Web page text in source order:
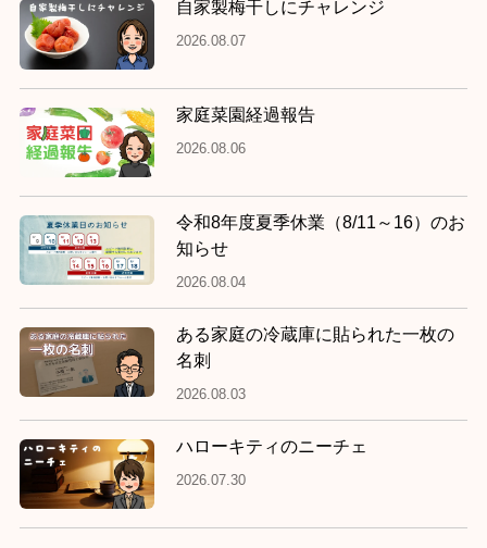
自家製梅干しにチャレンジ
2026.08.07
家庭菜園経過報告
2026.08.06
令和8年度夏季休業（8/11～16）のお
知らせ
2026.08.04
ある家庭の冷蔵庫に貼られた一枚の
名刺
2026.08.03
ハローキティのニーチェ
2026.07.30